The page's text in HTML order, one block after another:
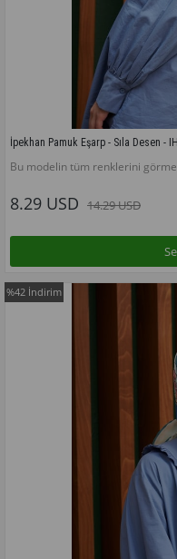
İpekhan Pamuk Eşarp - Sıla Desen -
Bu modelin tüm renklerini
8.29 USD 14.29 USD
%42 İndirim